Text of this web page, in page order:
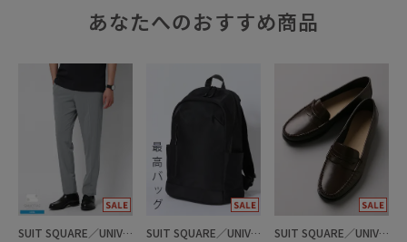
あなたへのおすすめ商品
SUIT SQUARE／UNIVERSAL LANGUAGE
SUIT SQUARE／UNIVERSAL LANGUAGE
SUIT SQUARE／UNIVERSAL LANGUAGE